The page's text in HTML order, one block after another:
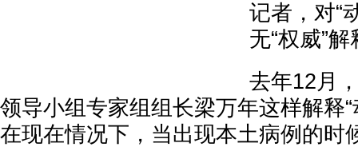
记者，对“
无“权威”解
去年12月
领导小组专家组组长梁万年这样解释
在现在情况下，当出现本土病例的时